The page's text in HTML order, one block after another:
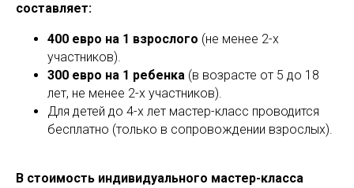
составляет:
400 евро на 1 взрослого (не менее 2-х
участников).
300 евро на 1 ребенка (в возрасте от 5 до 18
лет, не менее 2-х участников).
Для детей до 4-х лет мастер-класс проводится
бесплатно (только в сопровождении взрослых).
В стоимость индивидуального мастер-класса